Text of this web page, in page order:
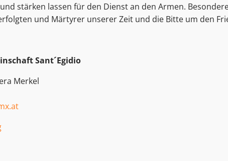
stärken lassen für den Dienst an den Armen.
und Märtyrer unserer Zeit und die Bitte um den
Sant´Egidio
Merkel